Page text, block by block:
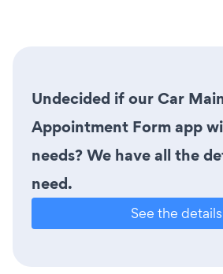
Undecided if our Car
Appointment Form app
needs? We have all the
need.
See the details